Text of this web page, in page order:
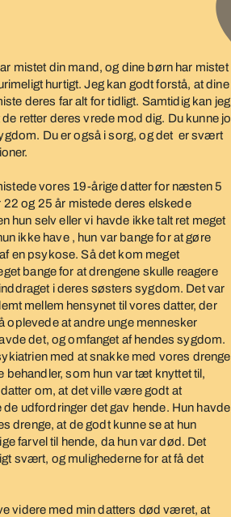
mistet din mand, og dine børn har mistet
hurtigt. Jeg kan godt forstå, at dine
deres far alt for tidligt. Samtidig kan jeg
retter deres vrede mod dig. Du kunne jo
Du er også i sorg, og det er svært
vores 19-årige datter for næsten 5
og 25 år mistede deres elskede
hun selv eller vi havde ikke talt ret meget
ikke have , hun var bange for at gøre
en psykose. Så det kom meget
bange for at drengene skulle reagere
i deres søsters sygdom. Det var
mellem hensynet til vores datter, der
oplevede at andre unge mennesker
det, og omfanget af hendes sygdom.
med at snakke med vores drenge
som hun var tæt knyttet til,
om, at det ville være godt at
udfordringer det gav hende. Hun havde
drenge, at de godt kunne se at hun
farvel til hende, da hun var død. Det
svært, og mulighederne for at få det
videre med min datters død været, at